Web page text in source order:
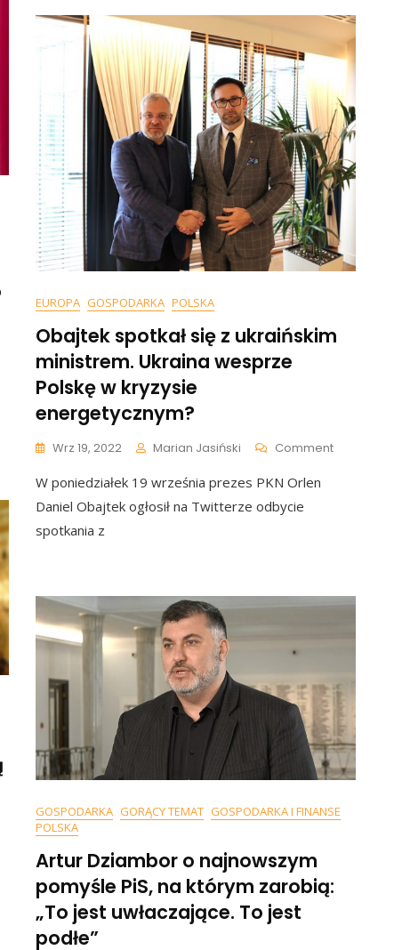
Wybory.
Przywódca
Wezwał
Do
Stworzenia
Specjalnego
„korpusu”
EUROPA GOSPODARKA POLSKA
Obajtek spotkał się z ukraińskim
ministrem. Ukraina wesprze
Polskę w kryzysie
energetycznym?
Wrz 19, 2022 Marian Jasiński CommentOn
Polskę
W poniedziałek 19 września prezes PKN Orlen
Daniel Obajtek ogłosił na Twitterze odbycie
spotkania z
GOSPODARKA GORĄCY TEMAT GOSPODARKA I FINANSE
POLSKA
Artur Dziambor o najnowszym
pomyśle PiS, na którym zarobią:
„To jest uwłaczające. To jest
podłe”